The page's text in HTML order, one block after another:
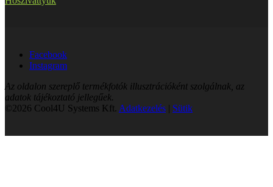
Facebook
Instagram
Az oldalon szereplő termékfotók illusztrációként szolgálnak, az
adatok tájékoztató jellegűek.
©2026 Cool4U Systems Kft. Adatkezelés | Sütik